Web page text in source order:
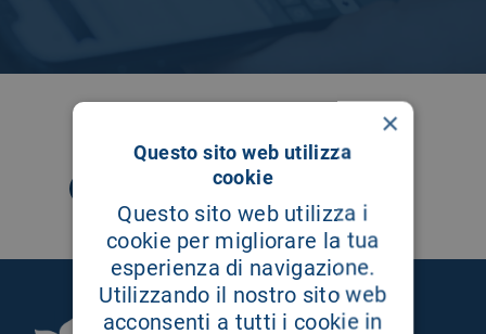
×
Questo sito web utilizza
cookie
Questo sito web utilizza i
cookie per migliorare la tua
esperienza di navigazione.
Utilizzando il nostro sito web
acconsenti a tutti i cookie in